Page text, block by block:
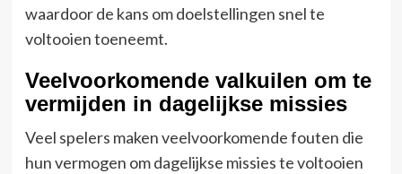
waardoor de kans om doelstellingen snel te
voltooien toeneemt.
Veelvoorkomende valkuilen om te
vermijden in dagelijkse missies
Veel spelers maken veelvoorkomende fouten die
hun vermogen om dagelijkse missies te voltooien